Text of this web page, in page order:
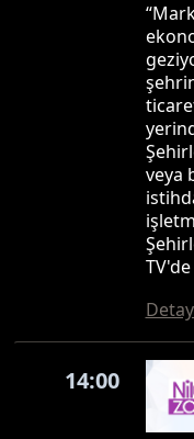
veya
TV'de
14:00